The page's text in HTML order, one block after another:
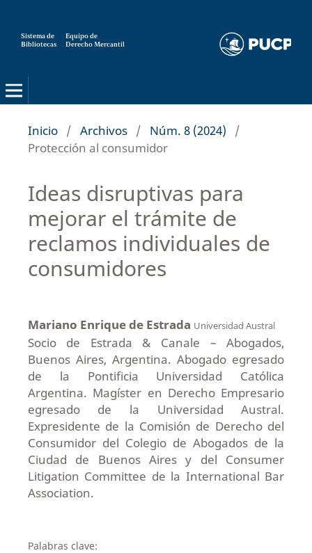
Sistema de
Bibliotecas
Equipo de
Derecho Mercantil
Inicio / Archivos / Núm. 8 (2024)
/
Protección al consumidor
Ideas disruptivas para
mejorar el trámite de
reclamos individuales de
consumidores
Mariano Enrique de Estrada Universidad Austral
Socio de Estrada & Canale – Abogados,
Buenos Aires, Argentina. Abogado egresado
de la Pontificia Universidad Católica
Argentina. Magíster en Derecho Empresario
egresado de la Universidad Austral.
Expresidente de la Comisión de Derecho del
Consumidor del Colegio de Abogados de la
Ciudad de Buenos Aires y del Consumer
Litigation Committee de la International Bar
Association.
Palabras clave: